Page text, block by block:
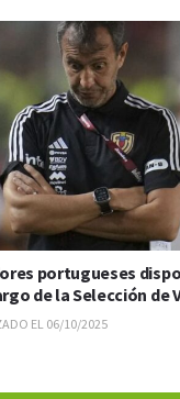
portugueses
de la Selección de
EL 06/10/2025